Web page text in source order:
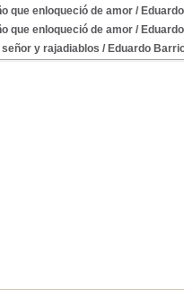
que enloqueció de amor/
que enloqueció de amor/
señor y rajadiablos / Eduardo